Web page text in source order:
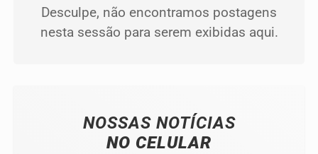
Desculpe, não encontramos postagens
nesta sessão para serem exibidas aqui.
NOSSAS NOTÍCIAS
NO CELULAR